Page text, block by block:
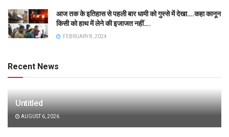
आज तक के इतिहास से पहली बार धामी को गुस्से में देखा….कहा कानून
किसी को हाथ में लेने की इजाजत नहीं….
FEBRUARY 8, 2024
Recent News
Untitled
AUGUST 6, 2026